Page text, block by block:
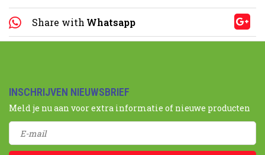
Share with Whatsapp
INSCHRIJVEN NIEUWSBRIEF
Meld je nu aan voor extra informatie of nieuwe producten